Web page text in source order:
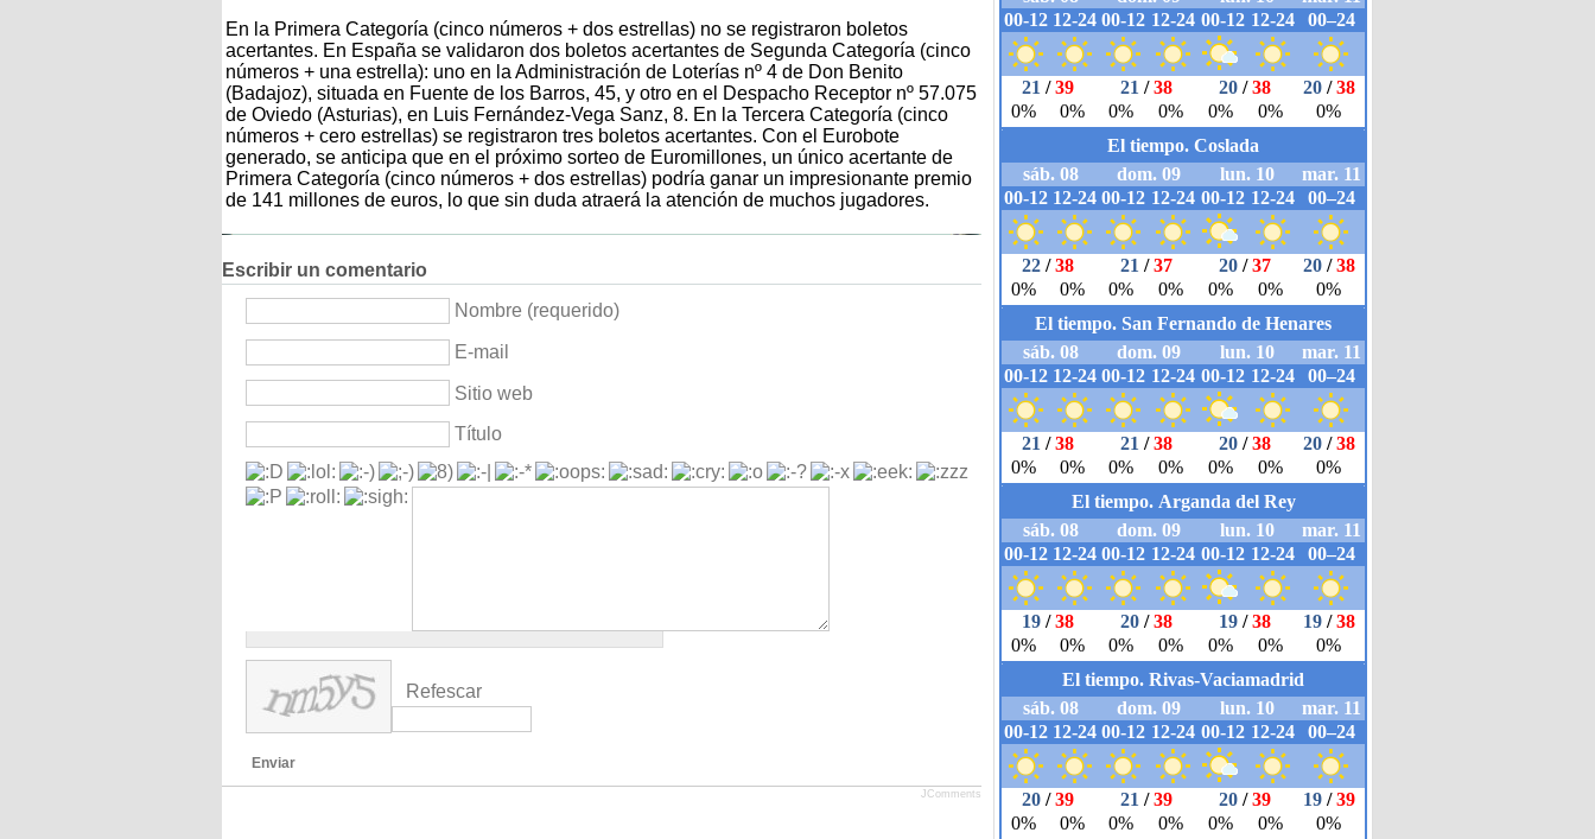
En la Primera Categoría (cinco números + dos estrellas) no se registraron boletos
acertantes. En España se validaron dos boletos acertantes de Segunda Categoría (cinco
números + una estrella): uno en la Administración de Loterías nº 4 de Don Benito
(Badajoz), situada en Fuente de los Barros, 45, y otro en el Despacho Receptor nº 57.075
de Oviedo (Asturias), en Luis Fernández-Vega Sanz, 8. En la Tercera Categoría (cinco
números + cero estrellas) se registraron tres boletos acertantes. Con el Eurobote
generado, se anticipa que en el próximo sorteo de Euromillones, un único acertante de
Primera Categoría (cinco números + dos estrellas) podría ganar un impresionante premio
de 141 millones de euros, lo que sin duda atraerá la atención de muchos jugadores.
Escribir un comentario
Nombre (requerido)
E-mail
Sitio web
Título
Refescar
Enviar
JComments